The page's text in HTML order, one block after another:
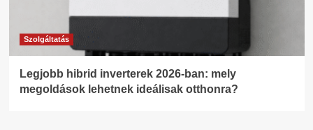
Szolgáltatás
Legjobb hibrid inverterek 2026-ban: mely
megoldások lehetnek ideálisak otthonra?